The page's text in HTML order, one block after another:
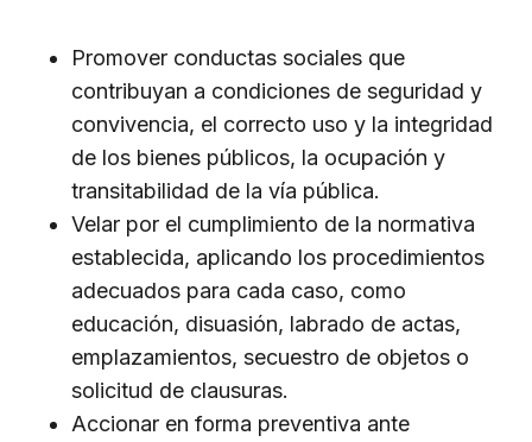
Promover conductas sociales que
contribuyan a condiciones de seguridad y
convivencia, el correcto uso y la integridad
de los bienes públicos, la ocupación y
transitabilidad de la vía pública.
Velar por el cumplimiento de la normativa
establecida, aplicando los procedimientos
adecuados para cada caso, como
educación, disuasión, labrado de actas,
emplazamientos, secuestro de objetos o
solicitud de clausuras.
Accionar en forma preventiva ante